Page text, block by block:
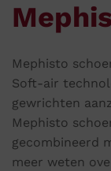
Mephisto
Soft-air
gewrichten
Mephisto
gecombineerd
meer weten